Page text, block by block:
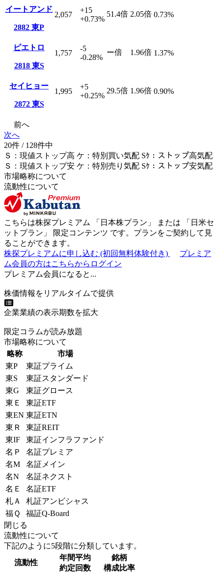
イートアンド
2882 東P
2,057
+15
+0.73%
51.4倍 2.05倍 0.73%
ピエトロ
2818 東S
1,757
-5
-0.28%
ー倍 1.96倍 1.37%
セイヒョー
2872 東S
1,995
+5
+0.25%
29.5倍 1.96倍 0.90%
前へ
次へ
20件 / 128件中
Ｓ ： 現値ストップ高 ケ ： 特別買い気配 Sｹ ： ストップ高気配
Ｓ ： 現値ストップ安 ケ ： 特別売 り 気配 Sｹ ： ストップ安気配
市場略称について
流動性について
こちらは株探プレミアム 「 日本株プラン 」 または 「 日米セ
ットプラン 」 限定コンテンツ です。プランをご契約して見
ることができます。
株探プレミアムに申し込む (初回無料体験付き)
プレミア
ム会員の方はこちらからログイン
プレミアム会員になると...
株価情報をリアルタイムで提供
企業業績の表示期数を拡大
限定コラムが読み放題
市場略称について
略称
市場
東P
東証プライム
東S
東証スタンダード
東G
東証グロース
東Ｅ
東証ETF
東EN 東証ETN
東Ｒ
東証REIT
東IF
東証インフラファンド
名Ｐ
名証プレミア
名M
名証メイン
名N
名証ネクスト
名Ｅ
名証ETF
札Ａ
札証アンビシャス
福Ｑ
福証Q-Board
閉じる
流動性について
下記のように5段階に分類しています。
流動性
年間平均
約定回数
銘柄
構成比率